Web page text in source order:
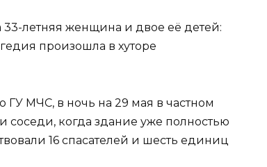
33-летняя женщина и двое её детей:
произошла в хуторе
ГУ МЧС, в ночь на 29 мая в частном
соседи, когда здание уже полностью
16 спасателей и шесть единиц